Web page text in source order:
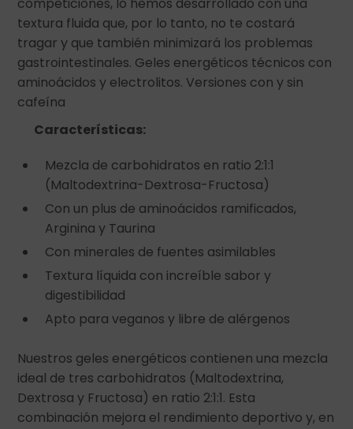
textura fluida que, por lo tanto, no te costará
tragar y que también minimizará los problemas
gastrointestinales. Geles energéticos técnicos con
aminoácidos y electrolitos. Versiones con y sin
cafeína
Características:
Mezcla de carbohidratos en ratio 2:1:1
(Maltodextrina-Dextrosa-Fructosa)
Con un plus de aminoácidos ramificados,
Arginina y Taurina
Con minerales de fuentes asimilables
Textura líquida con increíble sabor y
digestibilidad
Apto para veganos y libre de alérgenos
Nuestros geles energéticos contienen una mezcla
ideal de tres carbohidratos (Maltodextrina,
Dextrosa y Fructosa) en ratio 2:1:1. Esta
combinación mejora el rendimiento deportivo y, en